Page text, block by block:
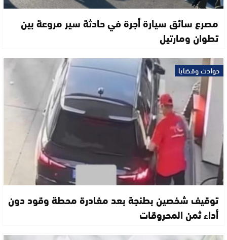
مصرع سائق سيارة أجرة في حادثة سير مروعة بين
تطوان ومارتيل
حوادث وقضايا
توقيف شخصين بطنجة بعد مغادرة محطة وقود دون
أداء ثمن المحروقات